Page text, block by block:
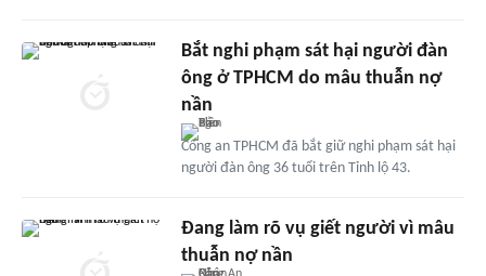
Bắt nghi phạm sát hại người đàn
ông ở TPHCM do mâu thuẫn nợ
nần
Công an TPHCM đã bắt giữ nghi phạm sát hại
người đàn ông 36 tuổi trên Tỉnh lộ 43.
Đang làm rõ vụ giết người vì mâu
thuẫn nợ nần